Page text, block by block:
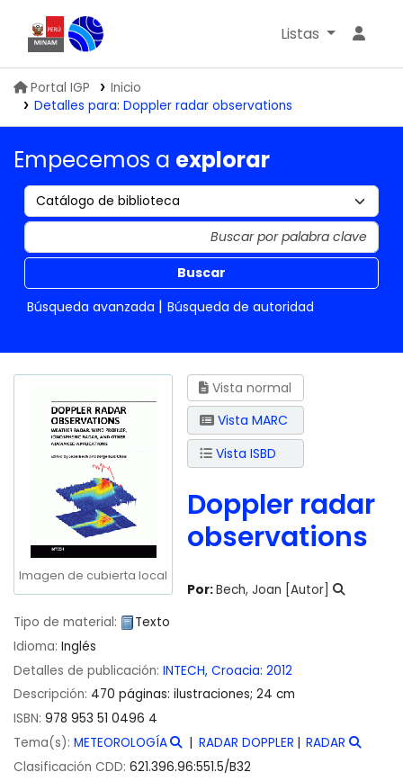
Biblioteca IGP
Listas
Portal IGP
Inicio
Detalles para: Doppler radar observations
Empecemos a explorar
Buscar
Búsqueda avanzada
Búsqueda de autoridad
Imagen de cubierta local
Vista normal
Vista MARC
Vista ISBD
Doppler radar
observations
Por:Bech, Joan [Autor]
Tipo de material:
Texto
Idioma: Inglés
Detalles de publicación: INTECH, Croacia: 2012
Descripción: 470 páginas: ilustraciones; 24 cm
ISBN: 978 953 51 0496 4
Tema(s): METEOROLOGÍA RADAR DOPPLER
RADAR
Clasificación CDD: 621.396.96:551.5/B32